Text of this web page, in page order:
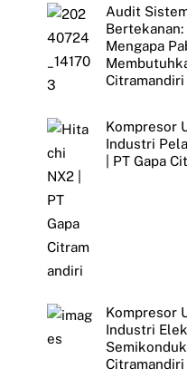
Audit
Mengapa
Citramandiri
Kompresor
Industri
| PT Gapa
Kompresor
Industri
Citramandiri